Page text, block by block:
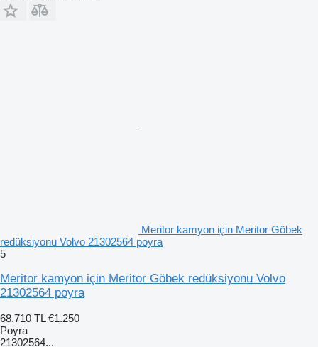
Meritor kamyon için Meritor Göbek
redüksiyonu Volvo 21302564 poyra
5
Meritor kamyon için Meritor Göbek redüksiyonu Volvo
21302564 poyra
68.710 TL €1.250
Poyra
21302564...